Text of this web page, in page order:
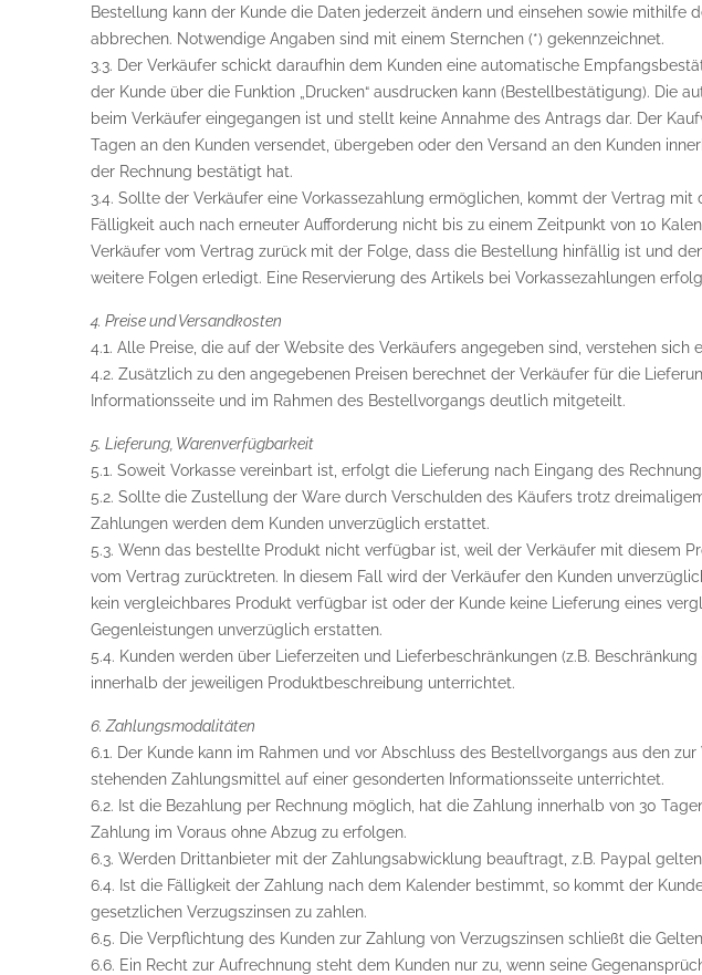
Bestellung kann der Kunde die Daten jederzeit ändern und einsehen sowie mithilfe
abbrechen. Notwendige Angaben sind mit einem Sternchen (*) gekennzeichnet.
3.3. Der Verkäufer schickt daraufhin dem Kunden eine automatische
der Kunde über die Funktion „Drucken“ ausdrucken kann (Bestellbestätigung).
beim Verkäufer eingegangen ist und stellt keine Annahme des Antrags dar. Der
Tagen an den Kunden versendet, übergeben oder den Versand an den Kunden
der Rechnung bestätigt hat.
3.4. Sollte der Verkäufer eine Vorkassezahlung ermöglichen, kommt der Vertrag
Fälligkeit auch nach erneuter Aufforderung nicht bis zu einem Zeitpunkt von 10
Verkäufer vom Vertrag zurück mit der Folge, dass die Bestellung hinfällig ist und
weitere Folgen erledigt. Eine Reservierung des Artikels bei Vorkassezahlungen
4. Preise und Versandkosten
4.1. Alle Preise, die auf der Website des Verkäufers angegeben sind, verstehen
4.2. Zusätzlich zu den angegebenen Preisen berechnet der Verkäufer für die
Informationsseite und im Rahmen des Bestellvorgangs deutlich mitgeteilt.
5. Lieferung, Warenverfügbarkeit
5.1. Soweit Vorkasse vereinbart ist, erfolgt die Lieferung nach Eingang des
5.2. Sollte die Zustellung der Ware durch Verschulden des Käufers trotz
Zahlungen werden dem Kunden unverzüglich erstattet.
5.3. Wenn das bestellte Produkt nicht verfügbar ist, weil der Verkäufer mit diesem
vom Vertrag zurücktreten. In diesem Fall wird der Verkäufer den Kunden
kein vergleichbares Produkt verfügbar ist oder der Kunde keine Lieferung eines
Gegenleistungen unverzüglich erstatten.
5.4. Kunden werden über Lieferzeiten und Lieferbeschränkungen (z.B.
innerhalb der jeweiligen Produktbeschreibung unterrichtet.
6. Zahlungsmodalitäten
6.1. Der Kunde kann im Rahmen und vor Abschluss des Bestellvorgangs aus den
stehenden Zahlungsmittel auf einer gesonderten Informationsseite unterrichtet.
6.2. Ist die Bezahlung per Rechnung möglich, hat die Zahlung innerhalb von 30
Zahlung im Voraus ohne Abzug zu erfolgen.
6.3. Werden Drittanbieter mit der Zahlungsabwicklung beauftragt, z.B. Paypal
6.4. Ist die Fälligkeit der Zahlung nach dem Kalender bestimmt, so kommt der
gesetzlichen Verzugszinsen zu zahlen.
6.5. Die Verpflichtung des Kunden zur Zahlung von Verzugszinsen schließt die
6.6. Ein Recht zur Aufrechnung steht dem Kunden nur zu, wenn seine